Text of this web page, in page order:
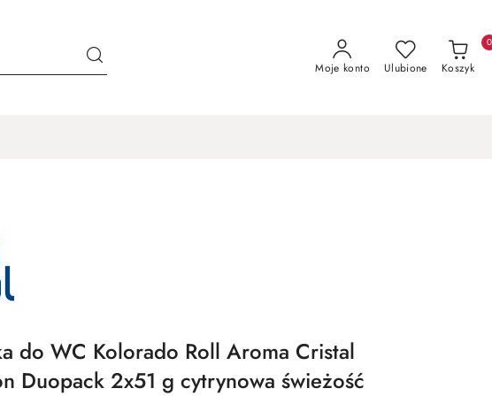
Moje konto Ulubione Koszyk
0
do WC Kolorado Roll Aroma Cristal
Duopack 2x51 g cytrynowa świeżość